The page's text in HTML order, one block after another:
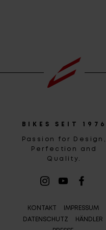
BIKES SEIT 1976
Passion for Design,
Perfection and
Quality.
KONTAKT
IMPRESSUM
DATENSCHUTZ
HÄNDLER